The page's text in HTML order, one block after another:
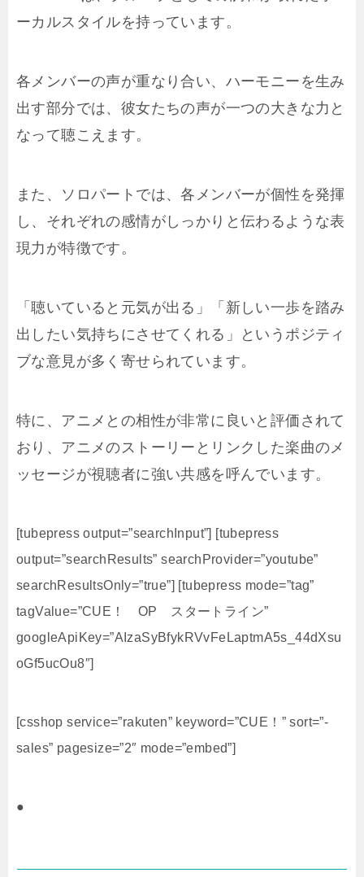
ーカルスタイルを持っています。
各メンバーの声が重なり合い、ハーモニーを生み
出す部分では、彼女たちの声が一つの大きな力と
なって聴こえます。
また、ソロパートでは、各メンバーが個性を発揮
し、それぞれの感情がしっかりと伝わるような表
現力が特徴です。
「聴いていると元気が出る」「新しい一歩を踏み
出したい気持ちにさせてくれる」というポジティ
ブな意見が多く寄せられています。
特に、アニメとの相性が非常に良いと評価されて
おり、アニメのストーリーとリンクした楽曲のメ
ッセージが視聴者に強い共感を呼んでいます。
[tubepress output=”searchInput”] [tubepress
output=”searchResults” searchProvider=”youtube”
searchResultsOnly=”true”] [tubepress mode=”tag”
tagValue=”CUE！ OP スタートライン”
googleApiKey=”AIzaSyBfykRVvFeLaptmA5s_44dXsu
oGf5ucOu8″]
[csshop service=”rakuten” keyword=”CUE！” sort=”-
sales” pagesize=”2″ mode=”embed”]
●